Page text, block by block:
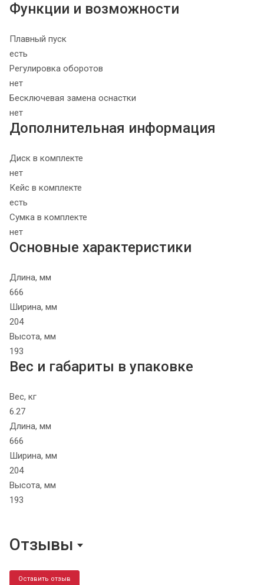
Функции и возможности
Плавный пуск
есть
Регулировка оборотов
нет
Бесключевая замена оснастки
нет
Дополнительная информация
Диск в комплекте
нет
Кейс в комплекте
есть
Сумка в комплекте
нет
Основные характеристики
Длина, мм
666
Ширина, мм
204
Высота, мм
193
Вес и габариты в упаковке
Вес, кг
6.27
Длина, мм
666
Ширина, мм
204
Высота, мм
193
Отзывы
Оставить отзыв